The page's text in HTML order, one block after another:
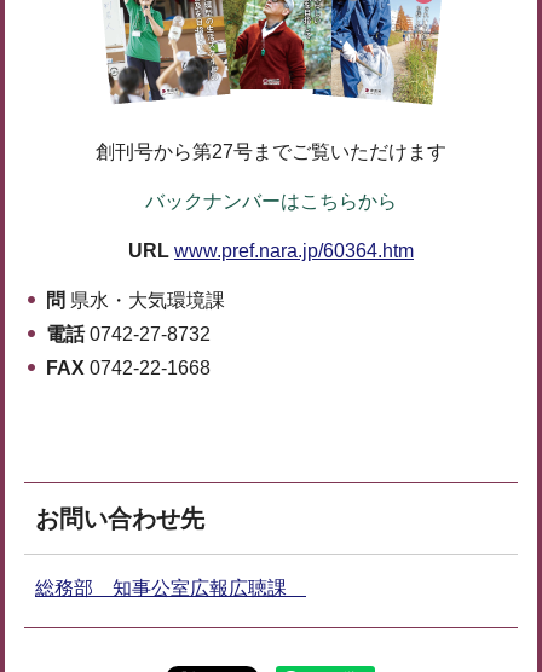
創刊号から第27号までご覧いただけます
バックナンバーはこちらから
URL www.pref.nara.jp/60364.htm
問 県水・大気環境課
電話0742-27-8732
FAX 0742-22-1668
お問い合わせ先
総務部 知事公室広報広聴課